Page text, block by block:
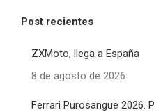
Post recientes
ZXMoto, llega a España
8 de agosto de 2026
Ferrari Purosangue 2026.